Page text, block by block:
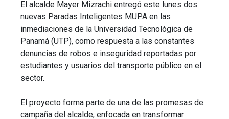
El alcalde Mayer Mizrachi entregó este lunes dos
nuevas Paradas Inteligentes MUPA en las
inmediaciones de la Universidad Tecnológica de
Panamá (UTP), como respuesta a las constantes
denuncias de robos e inseguridad reportadas por
estudiantes y usuarios del transporte público en el
sector.
El proyecto forma parte de una de las promesas de
campaña del alcalde, enfocada en transformar